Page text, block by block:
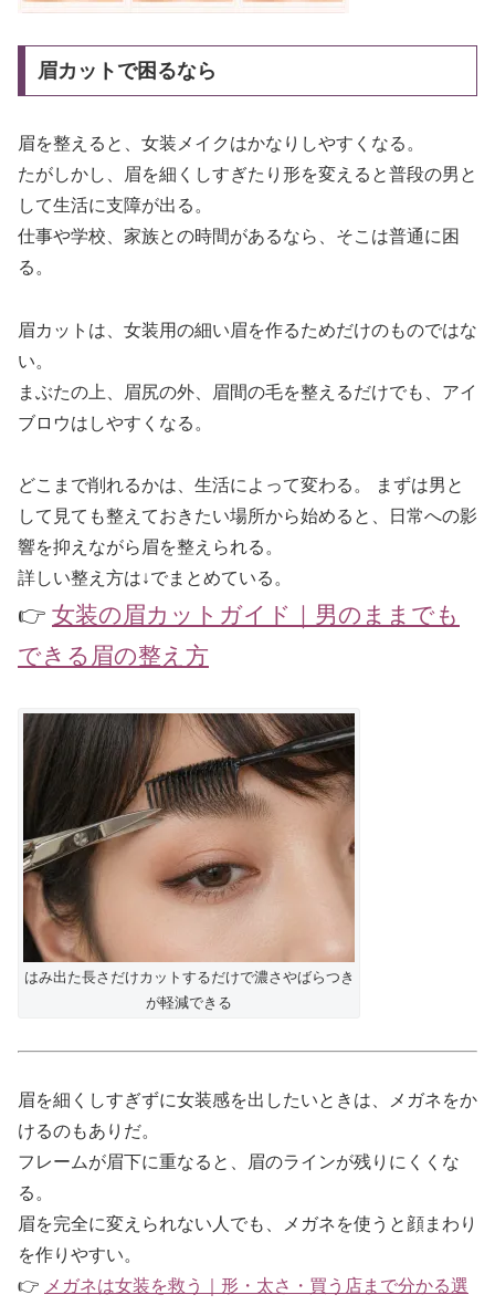
眉カットで困るなら
眉を整えると、女装メイクはかなりしやすくなる。
たがしかし、眉を細くしすぎたり形を変えると普段の男と
して生活に支障が出る。
仕事や学校、家族との時間があるなら、そこは普通に困
る。
眉カットは、女装用の細い眉を作るためだけのものではな
い。
まぶたの上、眉尻の外、眉間の毛を整えるだけでも、アイ
ブロウはしやすくなる。
どこまで削れるかは、生活によって変わる。 まずは男と
して見ても整えておきたい場所から始めると、日常への影
響を抑えながら眉を整えられる。
詳しい整え方は↓でまとめている。
👉 女装の眉カットガイド｜男のままでも
できる眉の整え方
はみ出た長さだけカットするだけで濃さやばらつき
が軽減できる
眉を細くしすぎずに女装感を出したいときは、メガネをか
けるのもありだ。
フレームが眉下に重なると、眉のラインが残りにくくな
る。
眉を完全に変えられない人でも、メガネを使うと顔まわり
を作りやすい。
👉 メガネは女装を救う｜形・太さ・買う店まで分かる選